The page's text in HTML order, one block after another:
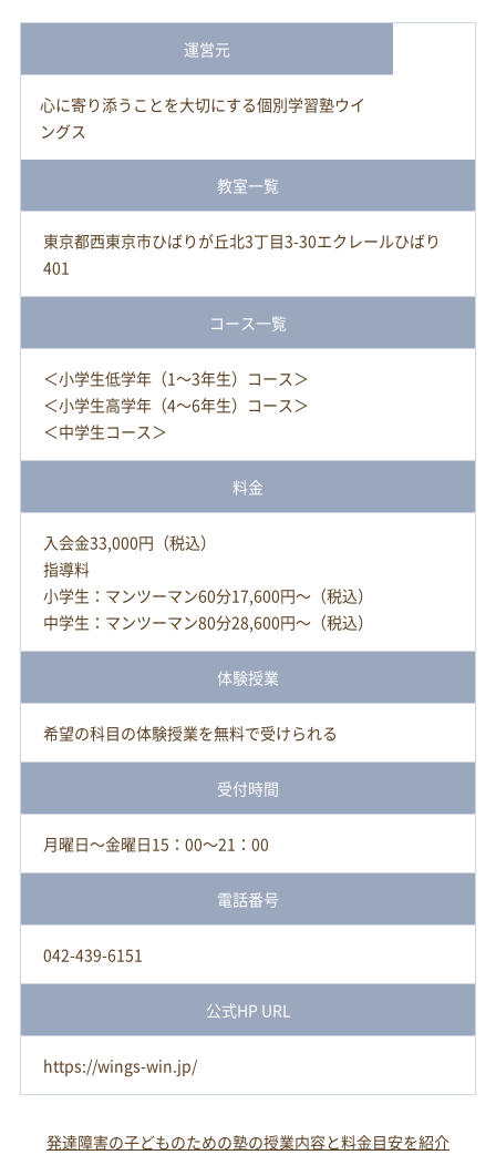
運営元
心に寄り添うことを大切にする個別学習塾ウイ
ングス
教室一覧
東京都西東京市ひばりが丘北3丁目3-30エクレールひばり
401
コース一覧
＜小学生低学年（1～3年生）コース＞
＜小学生高学年（4～6年生）コース＞
＜中学生コース＞
料金
入会金33,000円（税込）
指導料
小学生：マンツーマン60分17,600円～（税込）
中学生：マンツーマン80分28,600円～（税込）
体験授業
希望の科目の体験授業を無料で受けられる
受付時間
月曜日～金曜日15：00～21：00
電話番号
042-439-6151
公式HP URL
https://wings-win.jp/
発達障害の子どものための塾の授業内容と料金目安を紹介